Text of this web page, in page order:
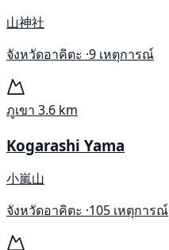
山神社
จังหวัดอาคิตะ ·9 เหตุการณ์
ภูเขา 3.6 km
Kogarashi Yama
小嵐山
จังหวัดอาคิตะ ·105 เหตุการณ์